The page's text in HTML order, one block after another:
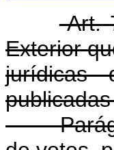
Art.
Exterior
jurídicas